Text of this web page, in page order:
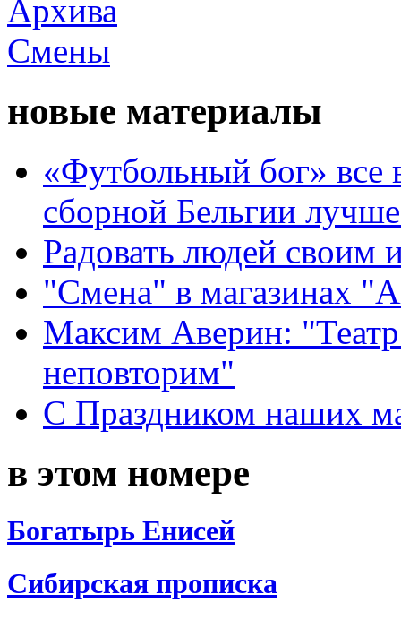
новые материалы
«Футбольный бог» все
сборной Бельгии
Радовать людей своим
"Смена" в магазинах
Максим Аверин:
неповторим"
С Праздником наших
в этом номере
Богатырь Енисей
Сибирская прописка